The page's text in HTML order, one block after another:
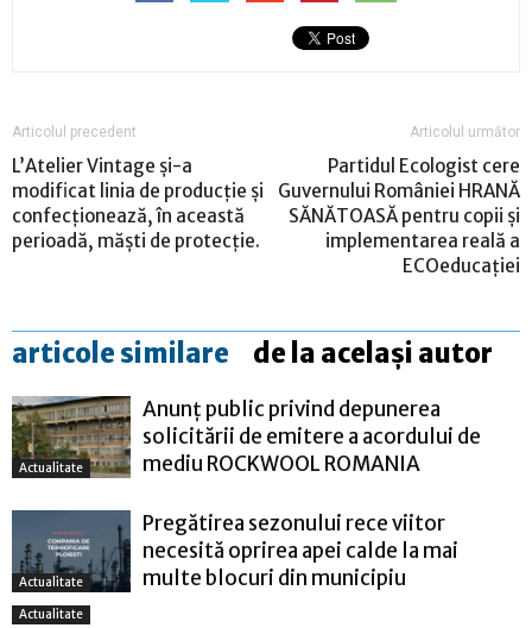
Articolul precedent
L’Atelier Vintage și-a
modificat linia de producție și
confecționează, în această
perioadă, măști de protecție.
Articolul următor
Partidul Ecologist cere
Guvernului României HRANĂ
SĂNĂTOASĂ pentru copii şi
implementarea reală a
ECOeducaţiei
articole similare de la același autor
Actualitate
Anunț public privind depunerea
solicitării de emitere a acordului de
mediu ROCKWOOL ROMANIA
Actualitate
Pregătirea sezonului rece viitor
necesită oprirea apei calde la mai
multe blocuri din municipiu
Actualitate